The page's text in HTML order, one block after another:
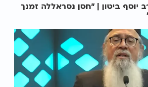
יוסף ביטון | "חסן נסראללה זמנך